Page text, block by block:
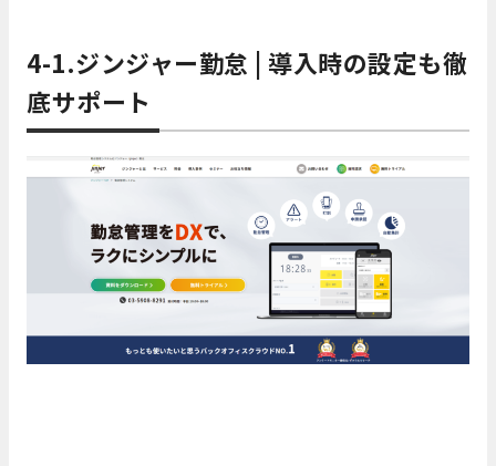
4-1.ジンジャー勤怠 | 導入時の設定も徹
底サポート